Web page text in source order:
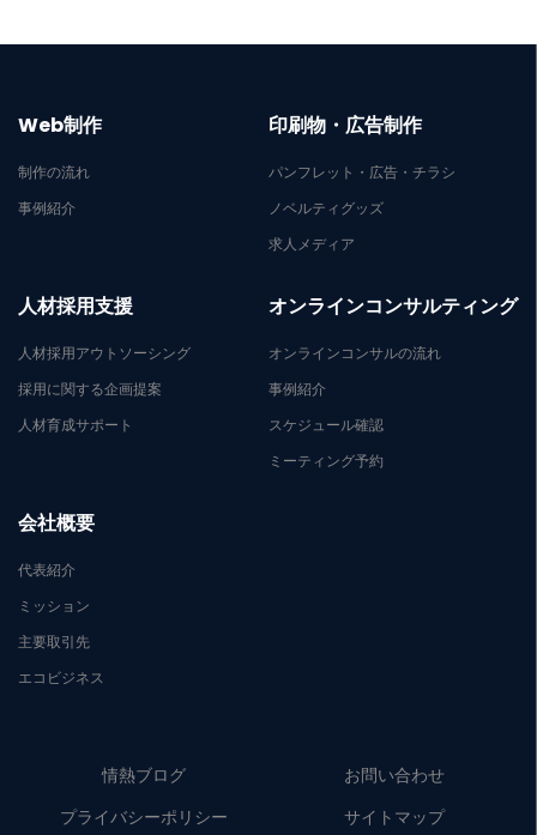
Web制作
制作の流れ
事例紹介
印刷物・広告制作
パンフレット・広告・チラシ
ノベルティグッズ
求人メディア
人材採用支援
人材採用アウトソーシング
採用に関する企画提案
人材育成サポート
オンラインコンサルティング
オンラインコンサルの流れ
事例紹介
スケジュール確認
ミーティング予約
会社概要
代表紹介
ミッション
主要取引先
エコビジネス
情熱ブログ
お問い合わせ
プライバシーポリシー
サイトマップ